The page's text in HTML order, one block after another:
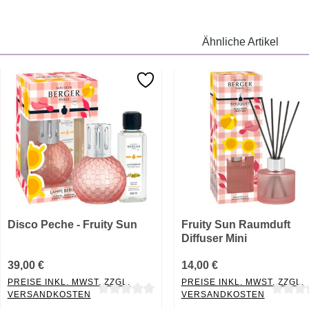
Ähnliche Artikel
Disco Peche - Fruity Sun
39,00 €
PREISE INKL. MWST. ZZGL.
VERSANDKOSTEN
Fruity Sun Raumduft
Diffuser Mini
14,00 €
PREISE INKL. MWST. ZZGL.
VERSANDKOSTEN